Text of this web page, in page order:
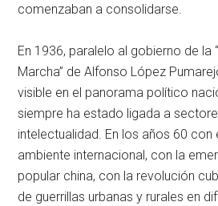
comenzaban a consolidarse.
En 1936, paralelo al gobierno de la
Marcha” de Alfonso López
visible en el panorama político
siempre ha estado ligada a
intelectualidad. En los años 60 con
ambiente internacional, con la
popular china, con la revolución
de guerrillas urbanas y rurales en